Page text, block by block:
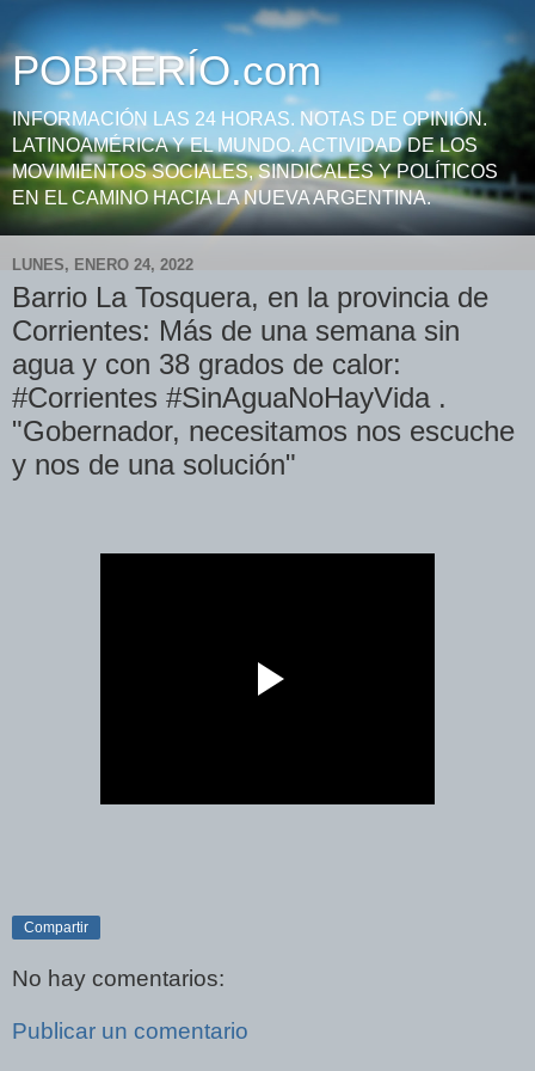
POBRERÍO.com
INFORMACIÓN LAS 24 HORAS. NOTAS DE OPINIÓN.
LATINOAMÉRICA Y EL MUNDO. ACTIVIDAD DE LOS
MOVIMIENTOS SOCIALES, SINDICALES Y POLÍTICOS
EN EL CAMINO HACIA LA NUEVA ARGENTINA.
LUNES, ENERO 24, 2022
Barrio La Tosquera, en la provincia de
Corrientes: Más de una semana sin
agua y con 38 grados de calor:
#Corrientes #SinAguaNoHayVida .
"Gobernador, necesitamos nos escuche
y nos de una solución"
Compartir
No hay comentarios:
Publicar un comentario